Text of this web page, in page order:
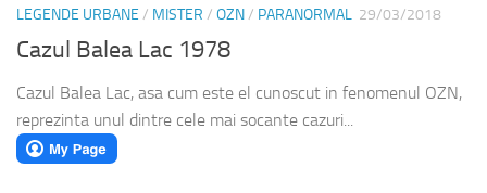
LEGENDE URBANE / MISTER / OZN/ PARANORMAL 29/03/2018
Cazul Balea Lac 1978
Cazul Balea Lac, asa cum este el cunoscut in fenomenul OZN,
reprezinta unul dintre cele mai socante cazuri...